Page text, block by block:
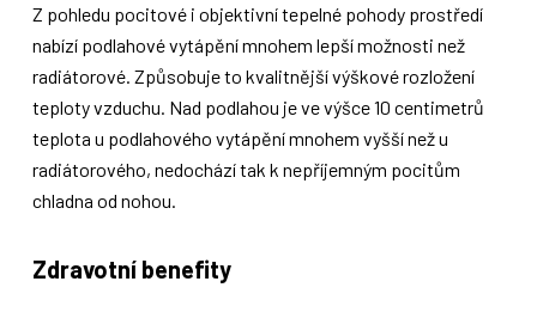
Z pohledu pocitové i objektivní tepelné pohody prostředí
nabízí podlahové vytápění mnohem lepší možnosti než
radiátorové. Způsobuje to kvalitnější výškové rozložení
teploty vzduchu. Nad podlahou je ve výšce 10 centimetrů
teplota u podlahového vytápění mnohem vyšší než u
radiátorového, nedochází tak k nepříjemným pocitům
chladna od nohou.
Zdravotní benefity